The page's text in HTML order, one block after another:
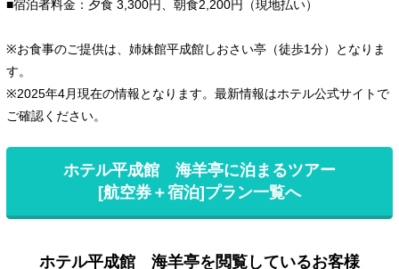
■宿泊者料金：夕食 3,300円、朝食2,200円（現地払い）
※お食事のご提供は、姉妹館平成館しおさい亭（徒歩1分）となりま
す。
※2025年4月現在の情報となります。最新情報はホテル公式サイトで
ご確認ください。
ホテル平成館 海羊亭に泊まるツアー
[航空券＋宿泊]プラン一覧へ
ホテル平成館 海羊亭を閲覧しているお客様